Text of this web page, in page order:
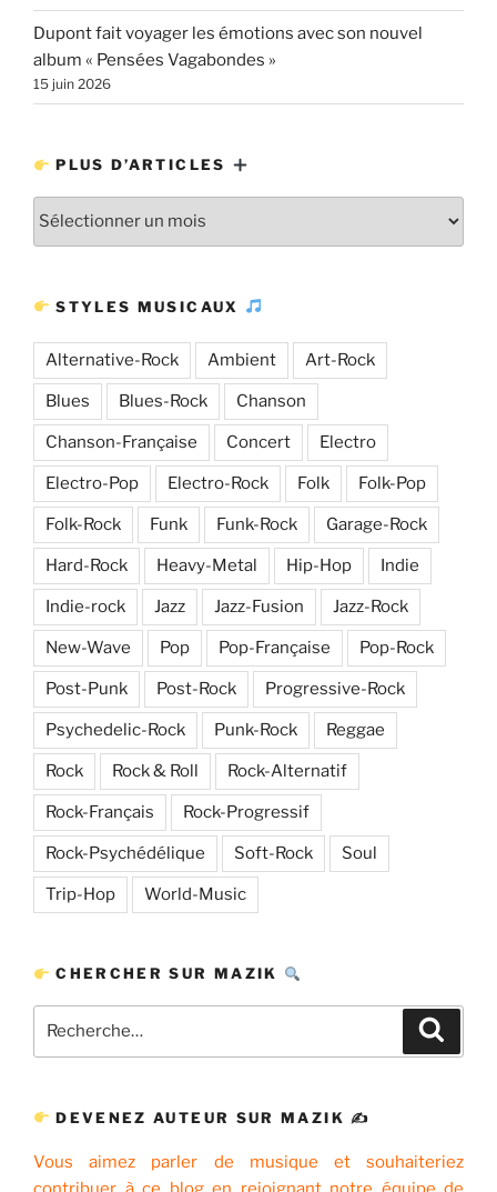
Dupont fait voyager les émotions avec son nouvel
album « Pensées Vagabondes »
15 juin 2026
PLUS D’ARTICLES
STYLES MUSICAUX
Alternative-Rock Ambient Art-Rock
Blues Blues-Rock Chanson
Chanson-Française Concert Electro
Electro-Pop Electro-Rock Folk Folk-Pop
Folk-Rock Funk Funk-Rock Garage-Rock
Hard-Rock Heavy-Metal Hip-Hop Indie
Indie-rock Jazz Jazz-Fusion Jazz-Rock
New-Wave Pop Pop-Française Pop-Rock
Post-Punk Post-Rock Progressive-Rock
Psychedelic-Rock Punk-Rock Reggae
Rock Rock & Roll Rock-Alternatif
Rock-Français Rock-Progressif
Rock-Psychédélique Soft-Rock Soul
Trip-Hop World-Music
CHERCHER SUR MAZIK
pour
DEVENEZ AUTEUR SUR MAZIK ✍
Vous aimez parler de musique et souhaiteriez